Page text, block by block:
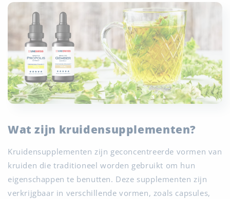
Wat zijn kruidensupplementen?
Kruidensupplementen zijn geconcentreerde vormen van
kruiden die traditioneel worden gebruikt om hun
eigenschappen te benutten. Deze supplementen zijn
verkrijgbaar in verschillende vormen, zoals capsules,